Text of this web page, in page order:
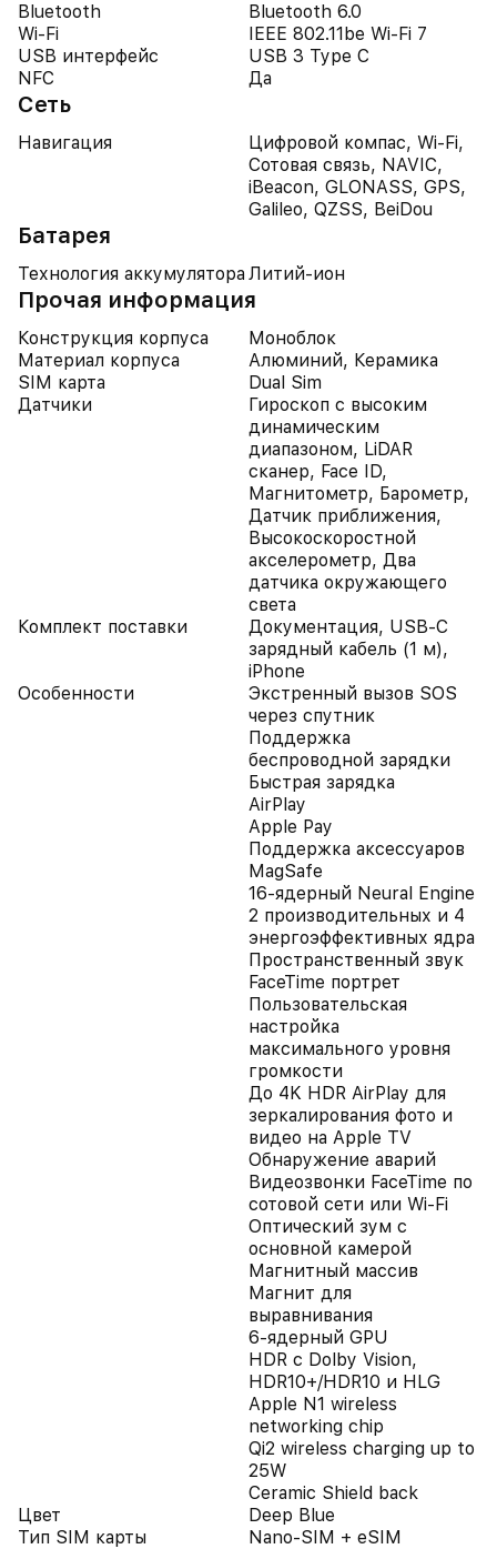
Bluetooth
Bluetooth 6.0
Wi-Fi
IEEE 802.11be Wi-Fi 7
USB интерфейс
USB 3 Type C
NFC
Да
Сеть
Навигация
Цифровой компас, Wi-Fi,
Сотовая связь, NAVIC,
iBeacon, GLONASS, GPS,
Galileo, QZSS, BeiDou
Батарея
Технология аккумулятора Литий-ион
Прочая информация
Конструкция корпуса
Моноблок
Материал корпуса
Алюминий, Керамика
SIM карта
Dual Sim
Датчики
Гироскоп с высоким
динамическим
диапазоном, LiDAR
сканер, Face ID,
Магнитометр, Барометр,
Датчик приближения,
Высокоскоростной
акселерометр, Два
датчика окружающего
света
Комплект поставки
Документация, USB-C
зарядный кабель (1 м),
iPhone
Особенности
Экстренный вызов SOS
через спутник
Поддержка
беспроводной зарядки
Быстрая зарядка
AirPlay
Apple Pay
Поддержка аксессуаров
MagSafe
16-ядерный Neural Engine
2 производительных и 4
энергоэффективных ядра
Пространственный звук
FaceTime портрет
Пользовательская
настройка
максимального уровня
громкости
До 4K HDR AirPlay для
зеркалирования фото и
видео на Apple TV
Обнаружение аварий
Видеозвонки FaceTime по
сотовой сети или Wi‑Fi
Оптический зум с
основной камерой
Магнитный массив
Магнит для
выравнивания
6-ядерный GPU
HDR с Dolby Vision,
HDR10+/HDR10 и HLG
Apple N1 wireless
networking chip
Qi2 wireless charging up to
25W
Ceramic Shield back
Цвет
Deep Blue
Тип SIM карты
Nano-SIM + eSIM